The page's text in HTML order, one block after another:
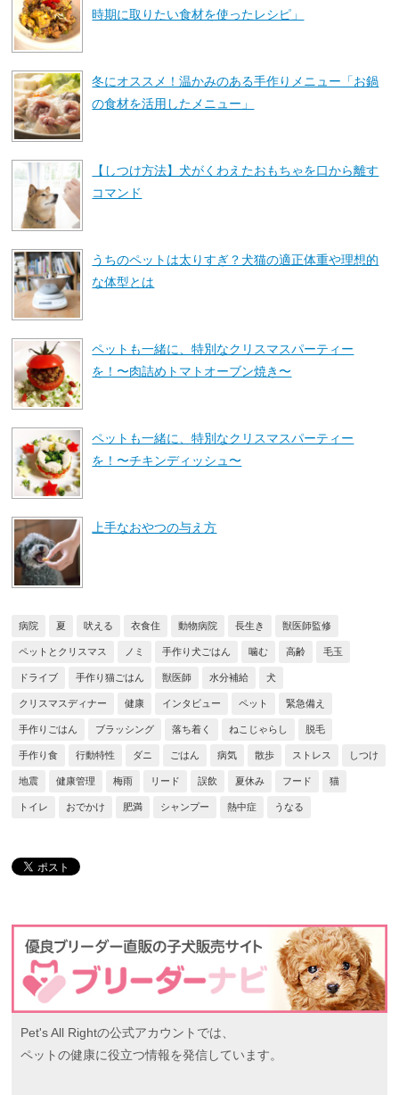
時期に取りたい食材を使ったレシピ」
冬にオススメ！温かみのある手作りメニュー「お鍋
の食材を活用したメニュー」
【しつけ方法】犬がくわえたおもちゃを口から離す
コマンド
うちのペットは太りすぎ？犬猫の適正体重や理想的
な体型とは
ペットも一緒に、特別なクリスマスパーティー
を！〜肉詰めトマトオーブン焼き〜
ペットも一緒に、特別なクリスマスパーティー
を！〜チキンディッシュ〜
上手なおやつの与え方
病院 夏 吠える 衣食住 動物病院 長生き 獣医師監修
ペットとクリスマス ノミ 手作り犬ごはん 噛む 高齢 毛玉
ドライブ 手作り猫ごはん 獣医師 水分補給 犬
クリスマスディナー 健康 インタビュー ペット 緊急備え
手作りごはん ブラッシング 落ち着く ねこじゃらし 脱毛
手作り食 行動特性 ダニ ごはん 病気 散歩 ストレス しつけ
地震 健康管理 梅雨 リード 誤飲 夏休み フード 猫
トイレ おでかけ 肥満 シャンプー 熱中症 うなる
Pet's All Rightの公式アカウントでは、
ペットの健康に役立つ情報を発信しています。